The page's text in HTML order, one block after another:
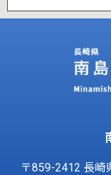
〒859-2412 長崎